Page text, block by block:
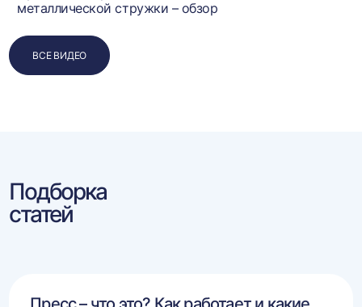
металлической стружки – обзор
ВСЕ ВИДЕО
Подборка
статей